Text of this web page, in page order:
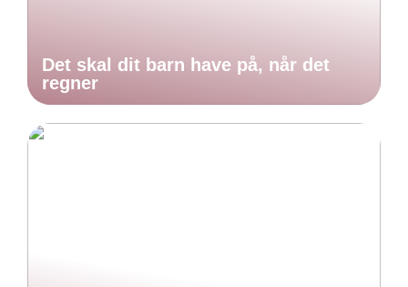
Det skal dit barn have på, når det
regner